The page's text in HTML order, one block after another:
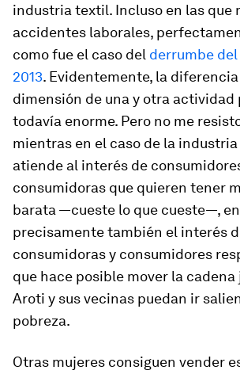
industria textil. Incluso en las que
accidentes laborales,
como fue el caso del derrumbe del
2013. Evidentemente, la
dimensión de una y otra actividad
todavía enorme. Pero no me
mientras en el caso de la
atiende al interés de
consumidoras que quieren tener
barata —cueste lo que cueste—,
precisamente también el interés
consumidoras y consumidores
que hace posible mover la cadena
Aroti y sus vecinas puedan ir
pobreza.
Otras mujeres consiguen vender